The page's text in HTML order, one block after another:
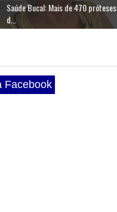
Saúde Bucal: Mais de 470 próteses
d...
Facebook